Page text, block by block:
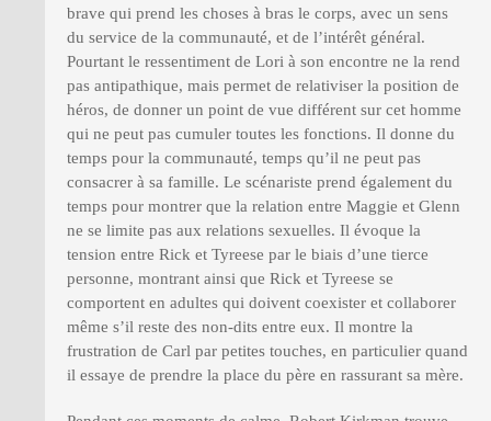
brave qui prend les choses à bras le corps, avec un sens
du service de la communauté, et de l’intérêt général.
Pourtant le ressentiment de Lori à son encontre ne la rend
pas antipathique, mais permet de relativiser la position de
héros, de donner un point de vue différent sur cet homme
qui ne peut pas cumuler toutes les fonctions. Il donne du
temps pour la communauté, temps qu’il ne peut pas
consacrer à sa famille. Le scénariste prend également du
temps pour montrer que la relation entre Maggie et Glenn
ne se limite pas aux relations sexuelles. Il évoque la
tension entre Rick et Tyreese par le biais d’une tierce
personne, montrant ainsi que Rick et Tyreese se
comportent en adultes qui doivent coexister et collaborer
même s’il reste des non-dits entre eux. Il montre la
frustration de Carl par petites touches, en particulier quand
il essaye de prendre la place du père en rassurant sa mère.